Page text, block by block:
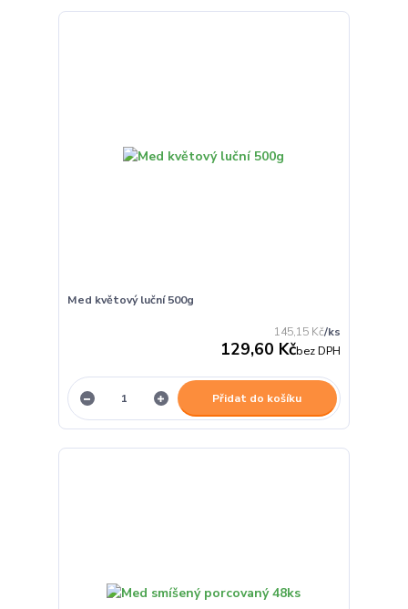
Med květový luční 500g
145,15 Kč/ks
129,60 Kčbez DPH
Přidat do košíku